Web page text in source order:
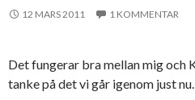
12 MARS 2011 1 KOMMENTAR
Det fungerar bra mellan mig och
tanke på det vi går igenom just nu.